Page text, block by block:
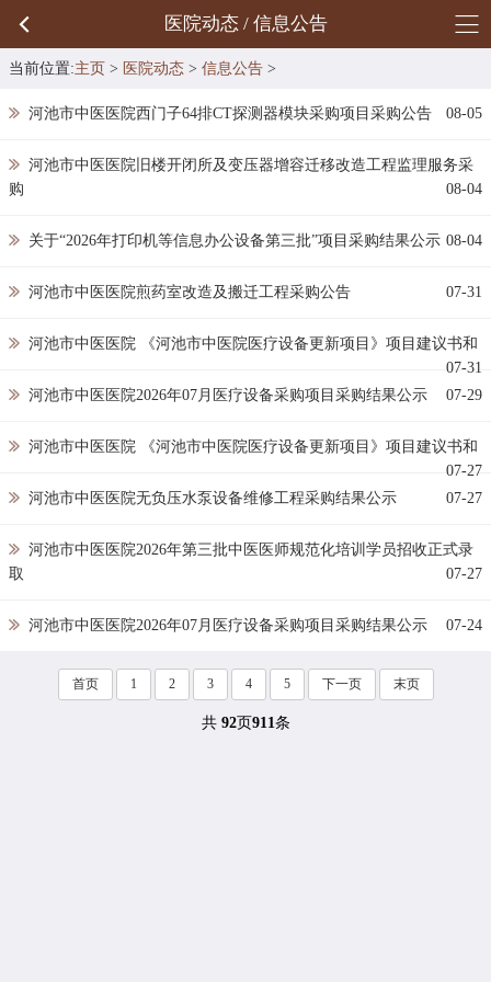
医院动态 / 信息公告
当前位置:主页 > 医院动态 > 信息公告 >
河池市中医医院西门子64排CT探测器模块采购项目采购公告 08-05
河池市中医医院旧楼开闭所及变压器增容迁移改造工程监理服务采
购
08-04
关于“2026年打印机等信息办公设备第三批”项目采购结果公示 08-04
河池市中医医院煎药室改造及搬迁工程采购公告 07-31
河池市中医医院 《河池市中医院医疗设备更新项目》项目建议书和
07-31
河池市中医医院2026年07月医疗设备采购项目采购结果公示
07-29
河池市中医医院 《河池市中医院医疗设备更新项目》项目建议书和
07-27
河池市中医医院无负压水泵设备维修工程采购结果公示
07-27
河池市中医医院2026年第三批中医医师规范化培训学员招收正式录
取
07-27
河池市中医医院2026年07月医疗设备采购项目采购结果公示 07-24
首页 1 2 3 4 5 下一页 末页
共 92页911条